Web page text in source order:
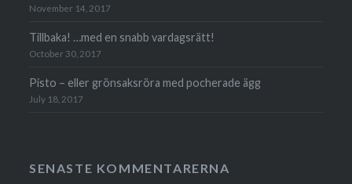
November 14, 2017
Tillbaka! …med en snabb vardagsrätt!
October 30, 2017
Pisto – eller grön­saks­röra med poche­rade ägg
July 18, 2017
SENASTE KOMMENTARERNA